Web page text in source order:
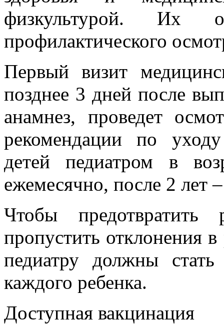
физкультурой. Их
профилактического
Первый визит
позднее 3 дней после
анамнез, проведет
рекомендации по
детей педиатром в
ежемесячно, после 2 лет
Чтобы предотвратить
пропустить отклонения
педиатру должны
каждого ребенка.
Доступная вакцинация